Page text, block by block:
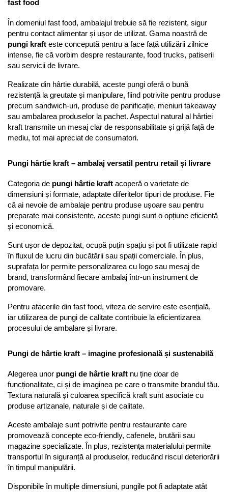
fast food
În domeniul fast food, ambalajul trebuie să fie rezistent, sigur
pungi kraft este concepută pentru a face față utilizării zilnice
intense, fie că vorbim despre restaurante, food trucks, patiserii
sau servicii de livrare.
Realizate din hârtie durabilă, aceste pungi oferă o bună
rezistență la greutate și manipulare, fiind potrivite pentru produse
precum sandwich-uri, produse de panificație, meniuri takeaway
sau ambalarea produselor la pachet. Aspectul natural al hârtiei
kraft transmite un mesaj clar de responsabilitate și grijă față de
mediu, tot mai apreciat de consumatori.
Pungi hârtie kraft – ambalaj versatil pentru retail și livrare
Categoria de pungi hârtie kraft acoperă o varietate de
dimensiuni și formate, adaptate diferitelor tipuri de produse. Fie
că ai nevoie de ambalaje pentru produse ușoare sau pentru
preparate mai consistente, aceste pungi sunt o opțiune eficientă
și economică.
Sunt ușor de depozitat, ocupă puțin spațiu și pot fi utilizate rapid
în fluxul de lucru din bucătării sau spații comerciale. În plus,
suprafața lor permite personalizarea cu logo sau mesaj de
brand, transformând fiecare ambalaj într-un instrument de
promovare.
Pentru afacerile din fast food, viteza de servire este esențială,
iar utilizarea de pungi de calitate contribuie la eficientizarea
procesului de ambalare și livrare.
Pungi de hârtie kraft – imagine profesională și sustenabilă
Alegerea unor pungi de hârtie kraft nu ține doar de
funcționalitate, ci și de imaginea pe care o transmite brandul tău.
Textura naturală și culoarea specifică kraft sunt asociate cu
produse artizanale, naturale și de calitate.
Aceste ambalaje sunt potrivite pentru restaurante care
promovează concepte eco-friendly, cafenele, brutării sau
magazine specializate. În plus, rezistența materialului permite
transportul în siguranță al produselor, reducând riscul deteriorării
în timpul manipulării.
Disponibile în multiple dimensiuni, pungile pot fi adaptate atât